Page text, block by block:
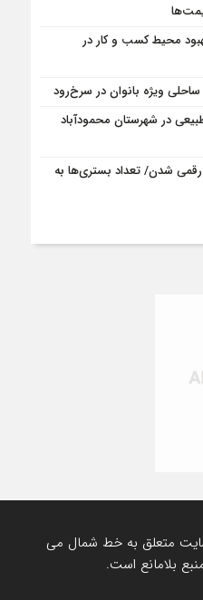
محیط کسب و کار در
ویژه بانوان در سرخ‌رود
طبیعی در شهرستان محمودآباد
بیماران بدحال کرونایی در راه ۳ رقمی شدن/ تعداد بستری‌ها به
متعلق به خط شمال می
بلامانع است.